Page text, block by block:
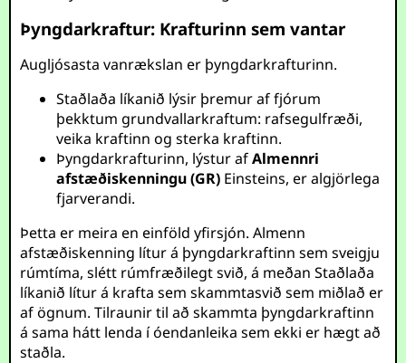
Þyngdarkraftur: Krafturinn sem vantar
Augljósasta vanrækslan er þyngdarkrafturinn.
Staðlaða líkanið lýsir þremur af fjórum
þekktum grundvallarkraftum: rafsegulfræði,
veika kraftinn og sterka kraftinn.
Þyngdarkrafturinn, lýstur afAlmennri
afstæðiskenningu (GR) Einsteins, er algjörlega
fjarverandi.
Þetta er meira en einföld yfirsjón. Almenn
afstæðiskenning lítur á þyngdarkraftinn sem sveigju
rúmtíma, slétt rúmfræðilegt svið, á meðan Staðlaða
líkanið lítur á krafta sem skammtasvið sem miðlað er
af ögnum. Tilraunir til að skammta þyngdarkraftinn
á sama hátt lenda í óendanleika sem ekki er hægt að
staðla.